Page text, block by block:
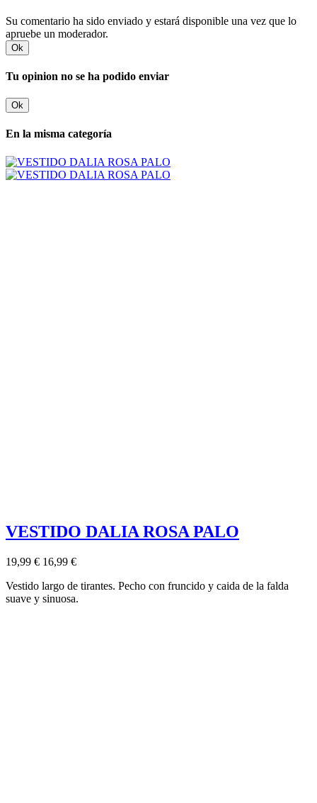
Su comentario ha sido enviado y estará disponible una vez que lo
apruebe un moderador.
Ok
Tu opinion no se ha podido enviar
Ok
En la misma categoría
VESTIDO DALIA ROSA PALO
19,99 € 16,99 €
Vestido largo de tirantes. Pecho con fruncido y caida de la falda
suave y sinuosa.